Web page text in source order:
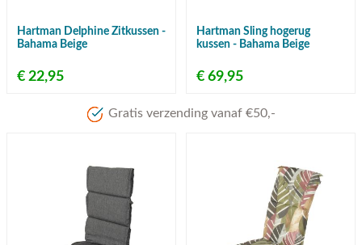
Hartman Delphine Zitkussen -
Bahama Beige
€ 22,95
Hartman Sling hogerug
kussen - Bahama Beige
€ 69,95